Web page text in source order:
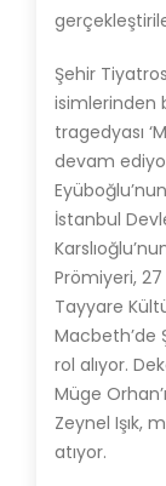
Şehir
isimlerinden
tragedyası
devam
İstanbul
Prömiyeri,
Tayyare
Macbeth’de
rol alıyor.
Müge
Zeynel Işık,
atıyor.